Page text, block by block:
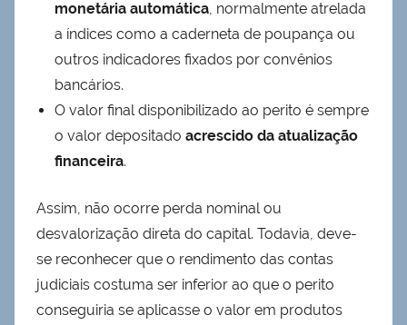
monetária automática, normalmente atrelada
a índices como a caderneta de poupança ou
outros indicadores fixados por convênios
bancários.
O valor final disponibilizado ao perito é sempre
o valor depositado acrescido da atualização
financeira.
Assim, não ocorre perda nominal ou
desvalorização direta do capital. Todavia, deve-
se reconhecer que o rendimento das contas
judiciais costuma ser inferior ao que o perito
conseguiria se aplicasse o valor em produtos